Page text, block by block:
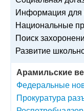
Информация для
Национальные
Поиск
Развитие
Арамильские
Федеральные
Прокуратура